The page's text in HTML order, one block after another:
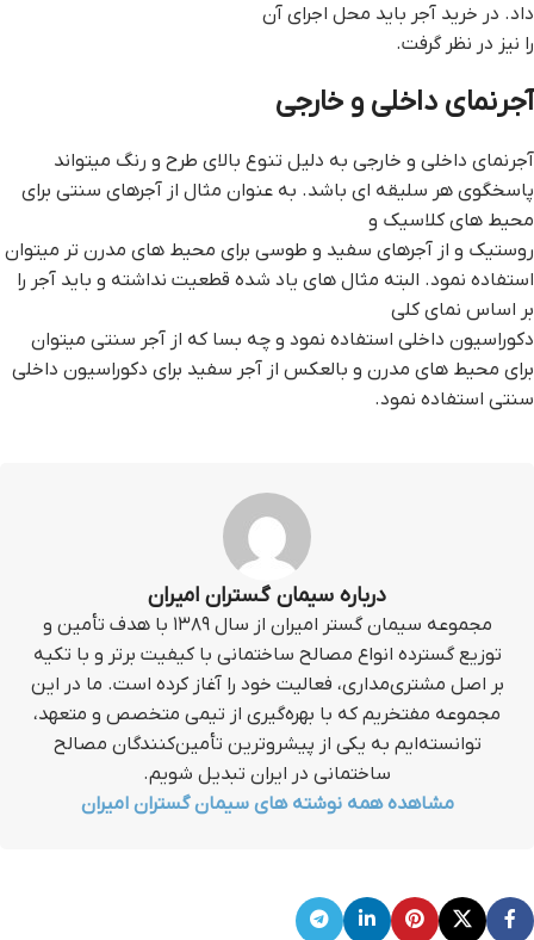
داد. در خرید آجر باید محل اجرای آن
را نیز در نظر گرفت.
آجرنمای داخلی و خارجی
آجرنمای داخلی و خارجی به دلیل تنوع بالای طرح و رنگ میتواند
پاسخگوی هر سلیقه ای باشد. به عنوان مثال از آجرهای سنتی برای
محیط های کلاسیک و
روستیک و از آجرهای سفید و طوسی برای محیط های مدرن تر میتوان
استفاده نمود. البته مثال های یاد شده قطعیت نداشته و باید آجر را
بر اساس نمای کلی
دکوراسیون داخلی استفاده نمود و چه بسا که از آجر سنتی میتوان
برای محیط های مدرن و بالعکس از آجر سفید برای دکوراسیون داخلی
سنتی استفاده نمود.
درباره سیمان گستران امیران
مجموعه سیمان گستر امیران از سال ۱۳۸۹ با هدف تأمین و
توزیع گسترده انواع مصالح ساختمانی با کیفیت برتر و با تکیه
بر اصل مشتری‌مداری، فعالیت خود را آغاز کرده است. ما در این
مجموعه مفتخریم که با بهره‌گیری از تیمی متخصص و متعهد،
توانسته‌ایم به یکی از پیشروترین تأمین‌کنندگان مصالح
ساختمانی در ایران تبدیل شویم.
مشاهده همه نوشته های سیمان گستران امیران